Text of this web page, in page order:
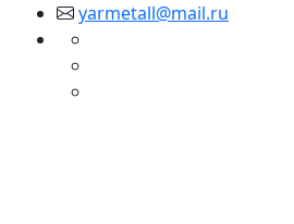
yarmetall@mail.ru